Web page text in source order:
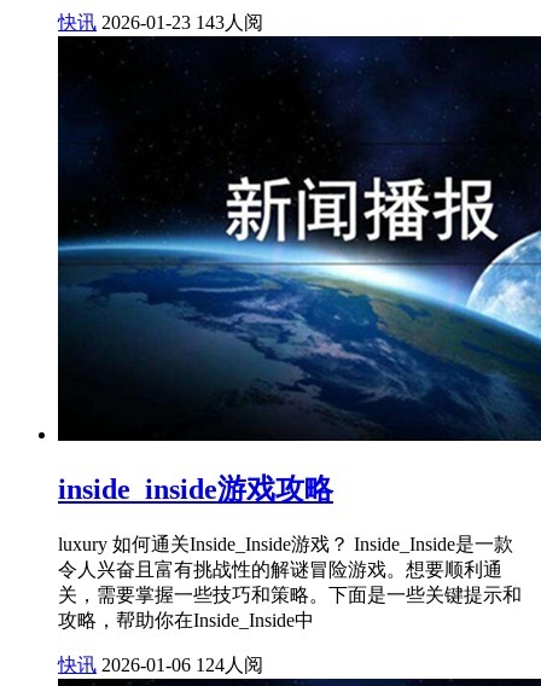
快讯 2026-01-23 143人阅
inside_inside游戏攻略
luxury 如何通关Inside_Inside游戏？ Inside_Inside是一款
令人兴奋且富有挑战性的解谜冒险游戏。想要顺利通
关，需要掌握一些技巧和策略。下面是一些关键提示和
攻略，帮助你在Inside_Inside中
快讯 2026-01-06 124人阅